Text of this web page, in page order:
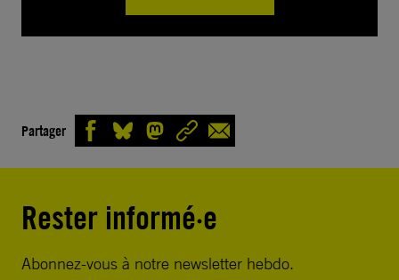
Partager
Rester informé·e
Abonnez-vous à notre newsletter hebdo.